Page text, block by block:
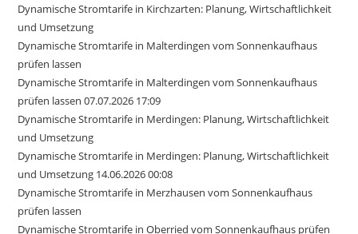
Dynamische Stromtarife in Kirchzarten: Planung, Wirtschaftlichkeit
und Umsetzung
Dynamische Stromtarife in Malterdingen vom Sonnenkaufhaus
prüfen lassen
Dynamische Stromtarife in Malterdingen vom Sonnenkaufhaus
prüfen lassen 07.07.2026 17:09
Dynamische Stromtarife in Merdingen: Planung, Wirtschaftlichkeit
und Umsetzung
Dynamische Stromtarife in Merdingen: Planung, Wirtschaftlichkeit
und Umsetzung 14.06.2026 00:08
Dynamische Stromtarife in Merzhausen vom Sonnenkaufhaus
prüfen lassen
Dynamische Stromtarife in Oberried vom Sonnenkaufhaus prüfen